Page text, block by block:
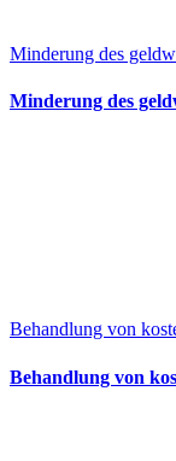
Minderung des
Minderung des
Behandlung von
Behandlung von